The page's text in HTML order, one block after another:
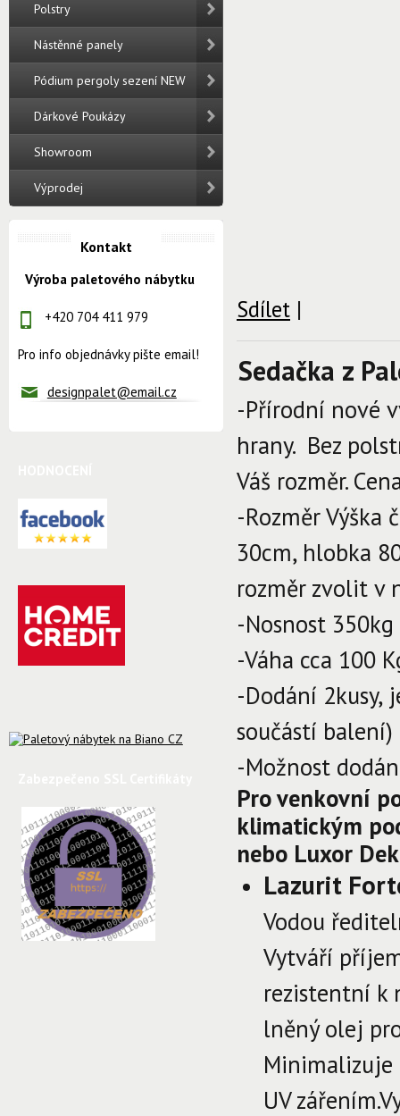
Sdílet |
Sedačka z
-Přírodní nové
hrany. Bez
Váš rozměr.
-Rozměr Výška
30cm, hlobka
rozměr zvolit v
-Nosnost 350kg
-Váha cca 100
-Dodání 2kusy,
součástí balení)
-Možnost
Pro venkovní
klimatickým
nebo Luxor
Lazurit
Vodou
Vytváří
rezistentní k
lněný olej
Minimalizuje
UV
Polstry
Nástěnné panely
Pódium pergoly sezení NEW
Dárkové Poukázy
Showroom
Výprodej
Kontakt
Výroba paletového nábytku
+420 704 411 979
Pro info objednávky pište email!
designpalet@email.cz